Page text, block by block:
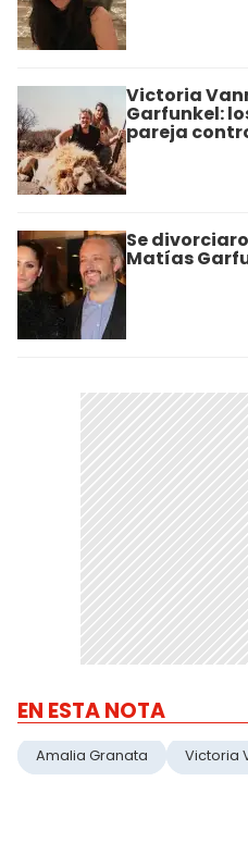
Victoria
Garfunkel:
pareja
Se
Matías
EN ESTA NOTA
Amalia Granata Victoria